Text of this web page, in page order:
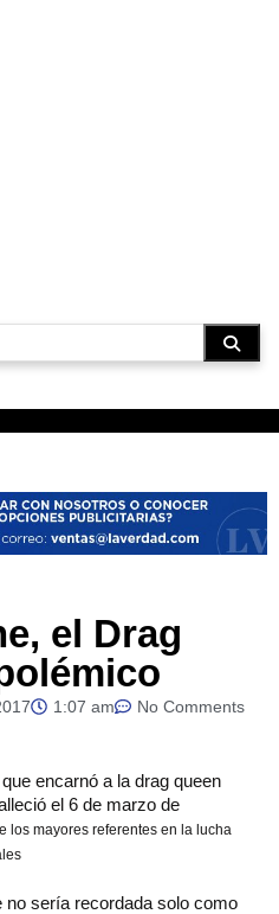
el Drag
1:07 am No Comments
encarnó a la drag queen
el 6 de marzo de
los mayores referentes en la lucha
sería recordada solo como